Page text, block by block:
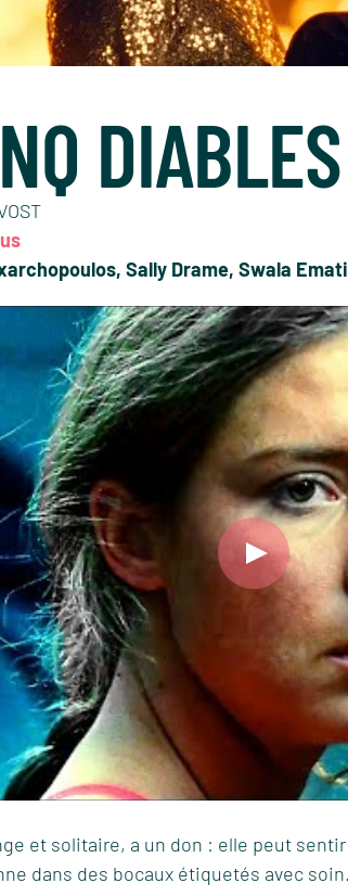
DIABLES
Sally Drame, Swala Emati
et solitaire, a un don : elle peut
dans des bocaux étiquetés avec